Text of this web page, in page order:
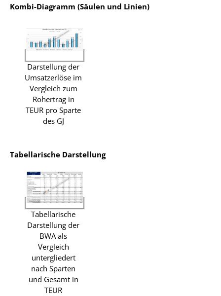
Kombi-Diagramm (Säulen und Linien)
Darstellung der
Umsatzerlöse im
Vergleich zum
Rohertrag in
TEUR pro Sparte
des GJ
Tabellarische Darstellung
Tabellarische
Darstellung der
BWA als
Vergleich
untergliedert
nach Sparten
und Gesamt in
TEUR